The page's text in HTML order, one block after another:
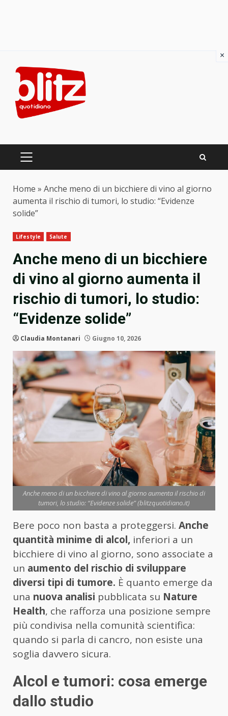
content
PRIMARY
Home » Anche meno di un bicchiere di vino al giorno
aumenta il rischio di tumori, lo studio: “Evidenze
solide”
Lifestyle Salute
Anche meno di un bicchiere
di vino al giorno aumenta il
rischio di tumori, lo studio:
“Evidenze solide”
Claudia Montanari Giugno 10, 2026
Anche meno di un bicchiere di vino al giorno aumenta il rischio di
tumori, lo studio: “Evidenze solide” (blitzquotidiano.it)
Bere poco non basta a proteggersi. Anche
quantità minime di alcol, inferiori a un
bicchiere di vino al giorno, sono associate a
un aumento del rischio di sviluppare
diversi tipi di tumore. È quanto emerge da
una nuova analisi pubblicata su Nature
Health, che rafforza una posizione sempre
più condivisa nella comunità scientifica:
quando si parla di cancro, non esiste una
soglia davvero sicura.
Alcol e tumori: cosa emerge
dallo studio
×